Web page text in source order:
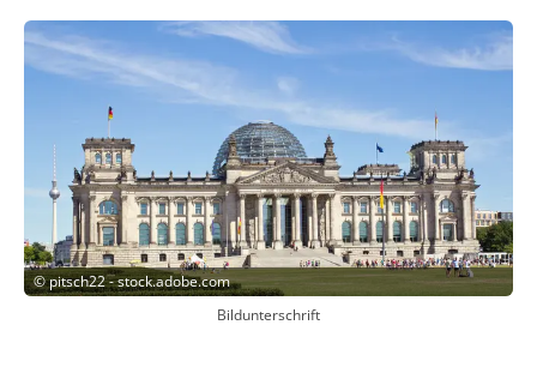
©pitsch22 - stock.adobe.com
Bildunterschrift